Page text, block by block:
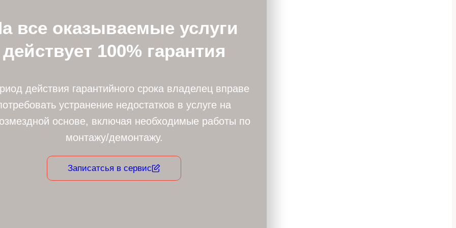
все оказываемые услуги
действует 100% гарантия
действия гарантийного срока владелец вправе
устранение недостатков в услуге на
основе, включая необходимые работы по
монтажу/демонтажу.
Записатсья в сервис